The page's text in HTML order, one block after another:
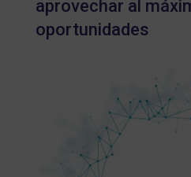
aprovechar al
oportunidades